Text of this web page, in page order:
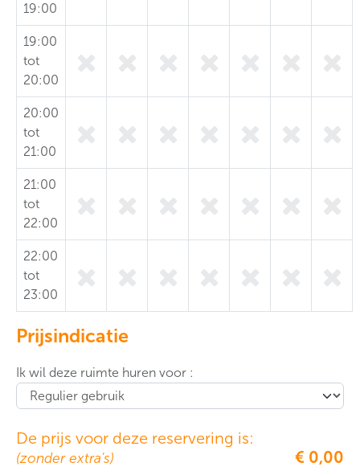
19:00
19:00
tot
20:00
20:00
tot
21:00
21:00
tot
22:00
22:00
tot
23:00
Prijsindicatie
Ik wil deze ruimte huren voor :
De prijs voor deze reservering is:
(zonder extra's) € 0,00